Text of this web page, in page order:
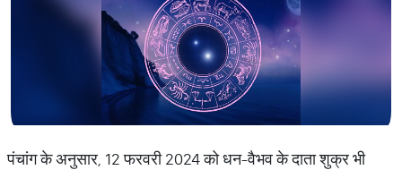
पंचांग के अनुसार, 12 फरवरी 2024 को धन-वैभव के दाता शुक्र भी